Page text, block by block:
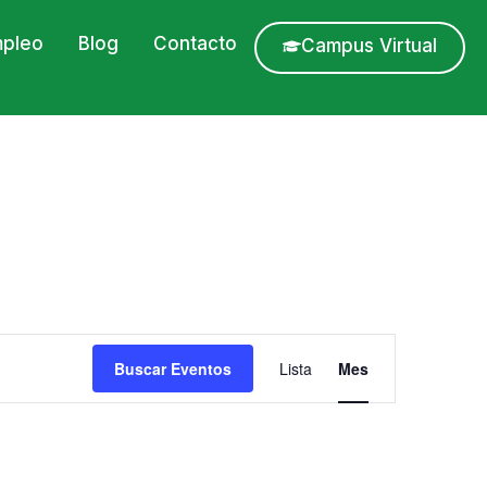
Blog Contacto Campus Virtual
Buscar Eventos
de
Lista Mes